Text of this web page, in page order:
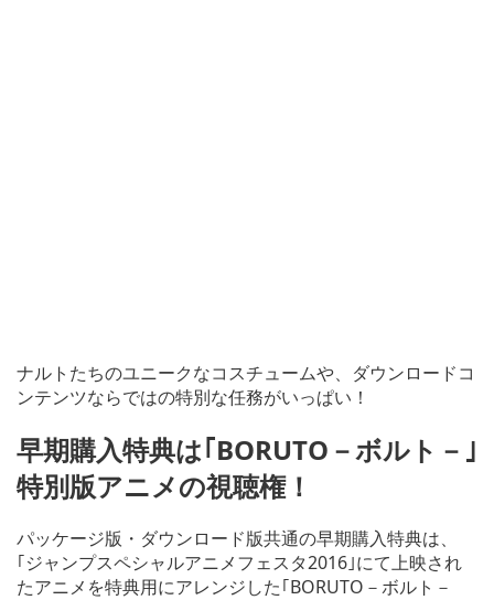
ナルトたちのユニークなコスチュームや、ダウンロードコ
ンテンツならではの特別な任務がいっぱい！
早期購入特典は｢BORUTO－ボルト－｣
特別版アニメの視聴権！
パッケージ版・ダウンロード版共通の早期購入特典は、
｢ジャンプスペシャルアニメフェスタ2016｣にて上映され
たアニメを特典用にアレンジした｢BORUTO－ボルト－